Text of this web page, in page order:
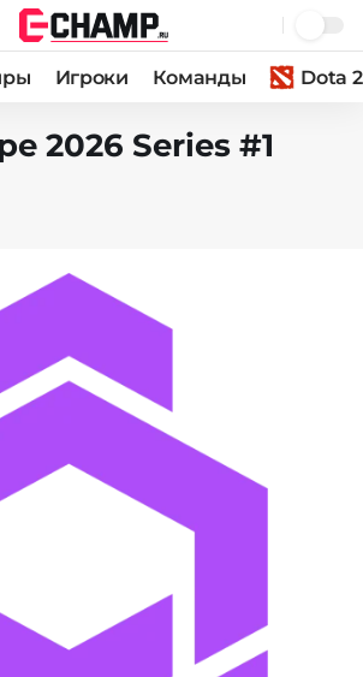
Игроки Команды Dota 2
2026 Series #1